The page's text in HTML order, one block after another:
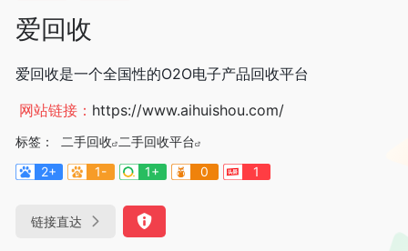
爱回收
爱回收是一个全国性的O2O电子产品回收平台
网站链接： https://www.aihuishou.com/
标签： 二手回收 二手回收平台
2+
1- 1+ 0 1
链接直达